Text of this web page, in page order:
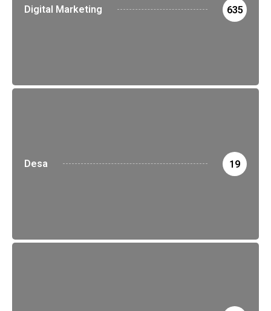
Digital Marketing 635
Desa 19